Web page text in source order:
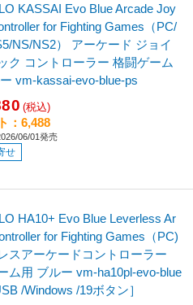
KASSAI Evo Blue Arcade Joy
for Fighting Games（PC/
NS/NS2） アーケード ジョイ
ク コントローラー 格闘ゲーム
vm-kassai-evo-blue-ps
(税込)
：6,488
06/01発売
せ
HA10+ Evo Blue Leverless Ar
for Fighting Games（PC)
スアーケードコントローラー
ム用 ブルー vm-ha10pl-evo-blue
/Windows /19ボタン］